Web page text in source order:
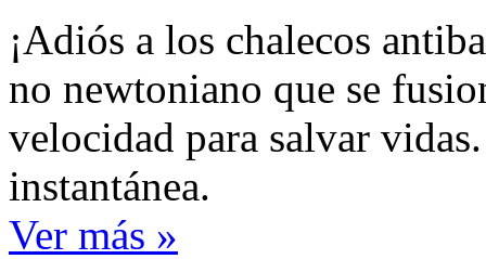
¡Adiós a los chalecos
no newtoniano que se
velocidad para salvar
instantánea.
Ver más »